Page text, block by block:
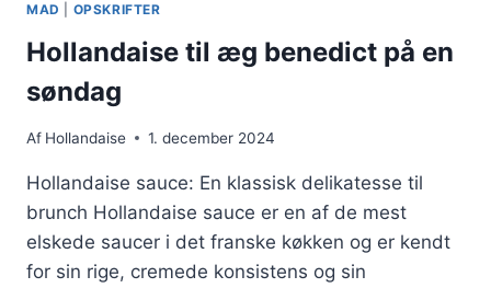
MAD OPSKRIFTER
Hollandaise til æg benedict på en
søndag
Af Hollandaise 1. december 2024
Hollandaise sauce: En klassisk delikatesse til
brunch Hollandaise sauce er en af de mest
elskede saucer i det franske køkken og er kendt
for sin rige, cremede konsistens og sin